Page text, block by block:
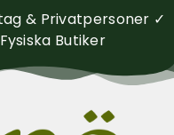
& Privatpersoner ✓
Butiker